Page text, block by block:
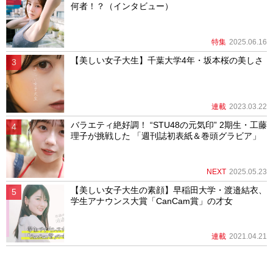
何者！？（インタビュー）
特集 2025.06.16
【美しい女子大生】千葉大学4年・坂本桜の美しさ
連載 2023.03.22
バラエティ絶好調！ “STU48の元気印” 2期生・工藤
理子が挑戦した 「週刊誌初表紙＆巻頭グラビア」
NEXT 2025.05.23
【美しい女子大生の素顔】早稲田大学・渡邉結衣、
学生アナウンス大賞「CanCam賞」の才女
連載 2021.04.21